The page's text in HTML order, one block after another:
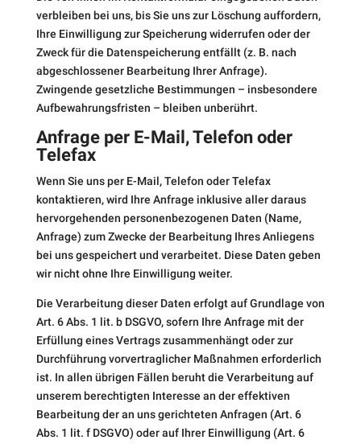
verbleiben bei uns, bis Sie uns zur Löschung auffordern,
Ihre Einwilligung zur Speicherung widerrufen oder der
Zweck für die Datenspeicherung entfällt (z. B. nach
abgeschlossener Bearbeitung Ihrer Anfrage).
Zwingende gesetzliche Bestimmungen – insbesondere
Aufbewahrungsfristen – bleiben unberührt.
Anfrage per E-Mail, Telefon oder
Telefax
Wenn Sie uns per E-Mail, Telefon oder Telefax
kontaktieren, wird Ihre Anfrage inklusive aller daraus
hervorgehenden personenbezogenen Daten (Name,
Anfrage) zum Zwecke der Bearbeitung Ihres Anliegens
bei uns gespeichert und verarbeitet. Diese Daten geben
wir nicht ohne Ihre Einwilligung weiter.
Die Verarbeitung dieser Daten erfolgt auf Grundlage von
Art. 6 Abs. 1 lit. b DSGVO, sofern Ihre Anfrage mit der
Erfüllung eines Vertrags zusammenhängt oder zur
Durchführung vorvertraglicher Maßnahmen erforderlich
ist. In allen übrigen Fällen beruht die Verarbeitung auf
unserem berechtigten Interesse an der effektiven
Bearbeitung der an uns gerichteten Anfragen (Art. 6
Abs. 1 lit. f DSGVO) oder auf Ihrer Einwilligung (Art. 6